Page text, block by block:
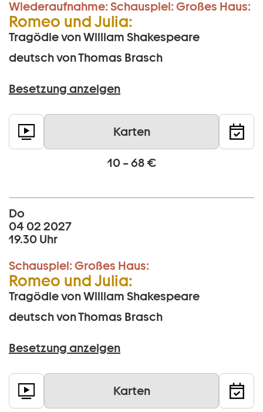
Wiederaufnahme: Schauspiel: Großes Haus:
Romeo und Julia:
Tragödie von William Shakespeare
deutsch von Thomas Brasch
Besetzung anzeigen
Karten
10 – 68 €
Do
04 02 2027
19.30 Uhr
Schauspiel: Großes Haus:
Romeo und Julia:
Tragödie von William Shakespeare
deutsch von Thomas Brasch
Besetzung anzeigen
Karten